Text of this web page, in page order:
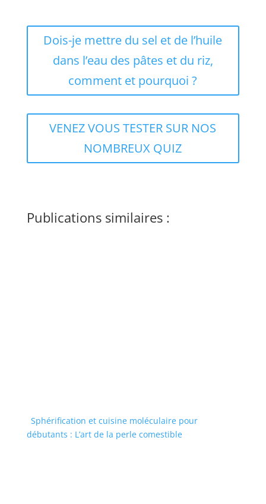
Dois-je mettre du sel et de l’huile
dans l’eau des pâtes et du riz,
comment et pourquoi ?
VENEZ VOUS TESTER SUR NOS
NOMBREUX QUIZ
Publications similaires :
Sphérification et cuisine moléculaire pour
débutants : L’art de la perle comestible